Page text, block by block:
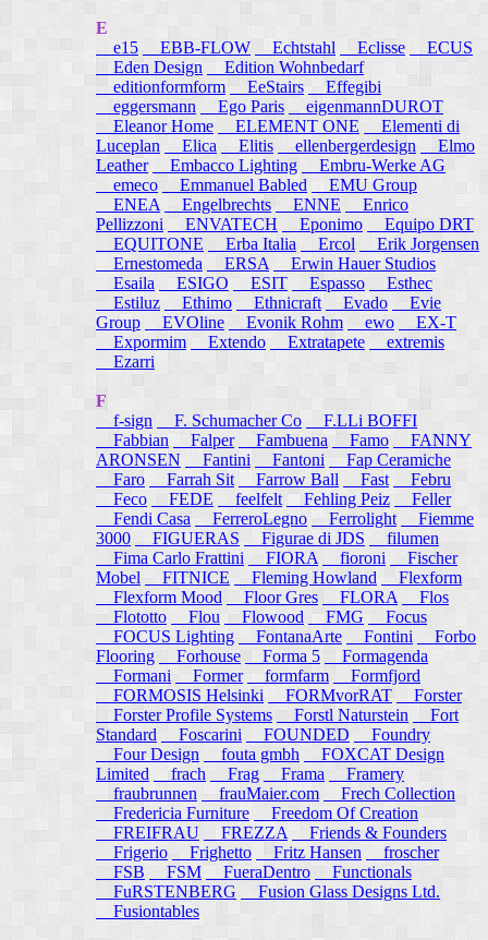
E
e15 EBB-FLOW Echtstahl Eclisse
ECUS
Eden Design
Edition Wohnbedarf
editionformform
EeStairs
Effegibi
eggersmann
Ego Paris
eigenmannDUROT
Eleanor Home
ELEMENT ONE
Elementi di
Luceplan
Elica Elitis ellenbergerdesign
Elmo
Leather
Embacco Lighting
Embru-Werke AG
emeco
Emmanuel Babled
EMU Group
ENEA
Engelbrechts ENNE
Enrico
Pellizzoni ENVATECH Eponimo
Equipo DRT
EQUITONE
Erba Italia Ercol
Erik Jorgensen
Ernestomeda
ERSA
Erwin Hauer Studios
Esaila
ESIGO ESIT Espasso
Esthec
Estiluz
Ethimo Ethnicraft Evado
Evie
Group
EVOline Evonik Rohm ewo
EX-T
Expormim
Extendo Extratapete
extremis
Ezarri
F
f-sign
F. Schumacher Co
F.LLi BOFFI
Fabbian
Falper Fambuena Famo
FANNY
ARONSEN
Fantini Fantoni
Fap Ceramiche
Faro
Farrah Sit Farrow Ball Fast
Febru
Feco
FEDE feelfelt Fehling Peiz
Feller
Fendi Casa
FerreroLegno Ferrolight
Fiemme
3000
FIGUERAS Figurae di JDS
filumen
Fima Carlo Frattini
FIORA fioroni
Fischer
Mobel
FITNICE Fleming Howland
Flexform
Flexform Mood
Floor Gres FLORA
Flos
Flototto
Flou Flowood FMG
Focus
FOCUS Lighting
FontanaArte Fontini
Forbo
Flooring
Forhouse Forma 5
Formagenda
Formani
Former formfarm
Formfjord
FORMOSIS Helsinki
FORMvorRAT
Forster
Forster Profile Systems
Forstl Naturstein
Fort
Standard
Foscarini FOUNDED
Foundry
Four Design
fouta gmbh
FOXCAT Design
Limited
frach Frag Frama
Framery
fraubrunnen
frauMaier.com
Frech Collection
Fredericia Furniture
Freedom Of Creation
FREIFRAU
FREZZA
Friends & Founders
Frigerio
Frighetto Fritz Hansen
froscher
FSB
FSM FueraDentro
Functionals
FuRSTENBERG
Fusion Glass Designs Ltd.
Fusiontables